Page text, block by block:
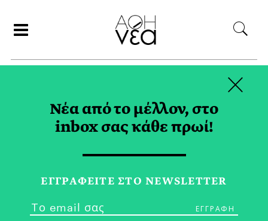
HEALTHSPAN TAG
Νέα από το μέλλον, στο
inbox σας κάθε πρωί!
ΕΓΓPΑΦΕΙΤΕ ΣΤΟ NEWSLETTER
×